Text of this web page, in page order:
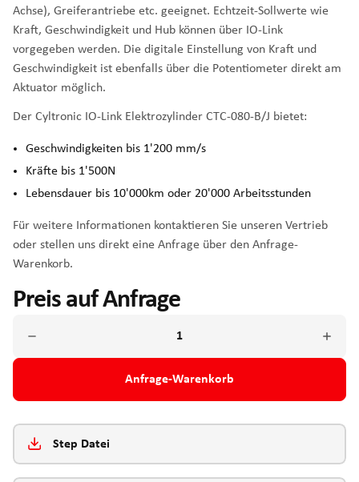
Achse), Greiferantriebe etc. geeignet. Echtzeit-Sollwerte wie
Kraft, Geschwindigkeit und Hub können über IO-Link
vorgegeben werden. Die digitale Einstellung von Kraft und
Geschwindigkeit ist ebenfalls über die Potentiometer direkt am
Aktuator möglich.
Der Cyltronic IO-Link Elektrozylinder CTC-080-B/J bietet:
Geschwindigkeiten bis 1'200 mm/s
Kräfte bis 1'500N
Lebensdauer bis 10'000km oder 20'000 Arbeitsstunden
Für weitere Informationen kontaktieren Sie unseren Vertrieb
oder stellen uns direkt eine Anfrage über den Anfrage-
Warenkorb.
Preis auf Anfrage
Anfrage-Warenkorb
Step Datei